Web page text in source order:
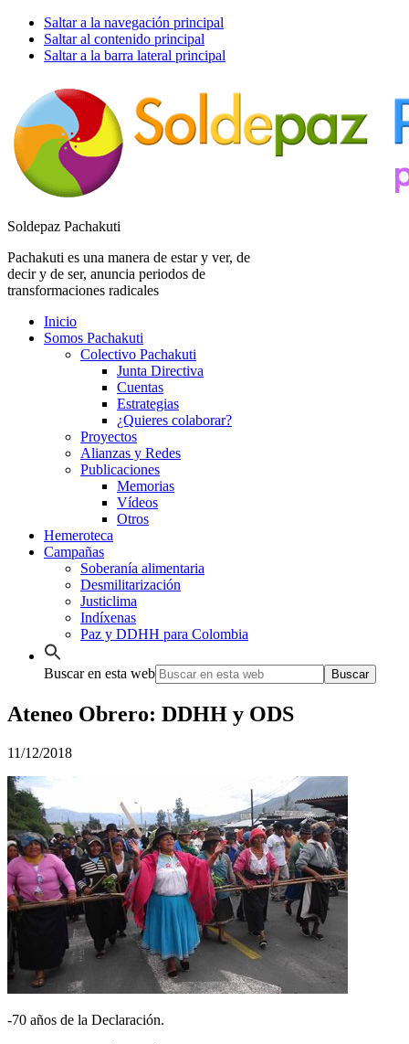
Saltar a la navegación principal
Saltar al contenido principal
Saltar a la barra lateral principal
Soldepaz Pachakuti
Pachakuti es una manera de estar y ver, de
decir y de ser, anuncia periodos de
transformaciones radicales
Inicio
Somos Pachakuti
Colectivo Pachakuti
Junta Directiva
Cuentas
Estrategias
¿Quieres colaborar?
Proyectos
Alianzas y Redes
Publicaciones
Memorias
Vídeos
Otros
Hemeroteca
Campañas
Soberanía alimentaria
Desmilitarización
Justiclima
Indíxenas
Paz y DDHH para Colombia
Buscar en esta web
Ateneo Obrero: DDHH y ODS
11/12/2018
-70 años de la Declaración.